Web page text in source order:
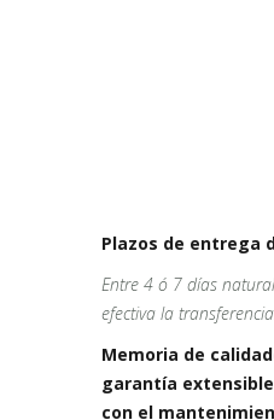
Plazos de entrega
Entre 4 ó 7 días
efectiva la
Memoria de
garantía
con el